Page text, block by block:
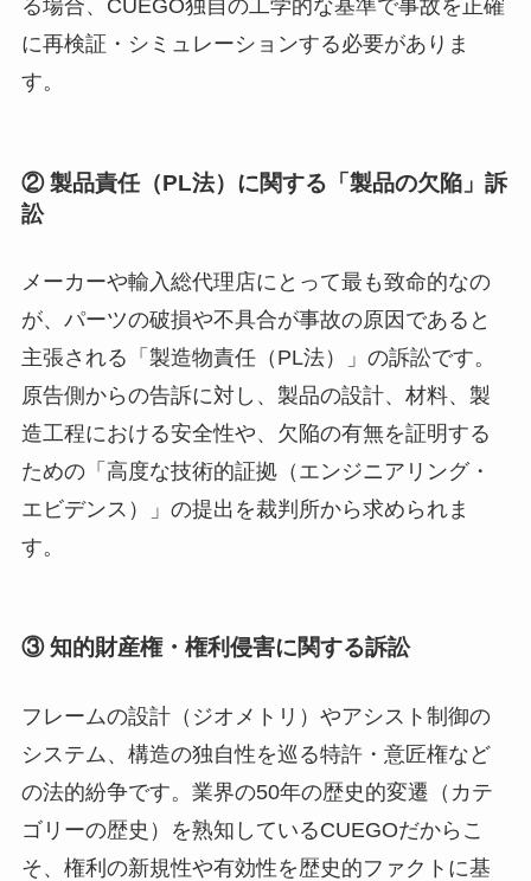
る場合、CUEGO独自の工学的な基準で事故を正確
に再検証・シミュレーションする必要がありま
す。
② 製品責任（PL法）に関する「製品の欠陥」訴
訟
メーカーや輸入総代理店にとって最も致命的なの
が、パーツの破損や不具合が事故の原因であると
主張される「製造物責任（PL法）」の訴訟です。
原告側からの告訴に対し、製品の設計、材料、製
造工程における安全性や、欠陥の有無を証明する
ための「高度な技術的証拠（エンジニアリング・
エビデンス）」の提出を裁判所から求められま
す。
③ 知的財産権・権利侵害に関する訴訟
フレームの設計（ジオメトリ）やアシスト制御の
システム、構造の独自性を巡る特許・意匠権など
の法的紛争です。業界の50年の歴史的変遷（カテ
ゴリーの歴史）を熟知しているCUEGOだからこ
そ、権利の新規性や有効性を歴史的ファクトに基